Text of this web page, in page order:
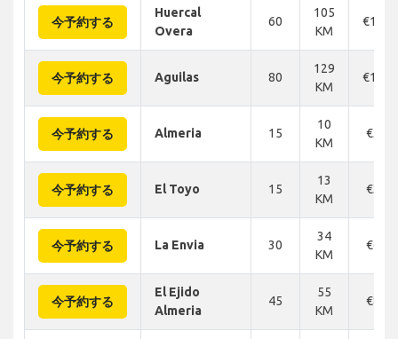
今予約する
Huercal
Overa
60
105
KM
€146
今予約する Aguilas 80
129
KM
€177
今予約する Almeria 15
10
KM
€32
今予約する El Toyo 15
13
KM
€32
今予約する La Envia 30
34
KM
€63
今予約する
El Ejido
Almeria
45
55
KM
€84